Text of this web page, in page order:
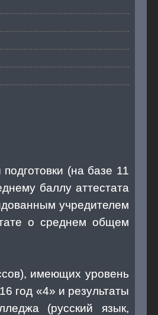
подготовки (на базе 11
баллу аттестата
учредителем
о среднем общем
имеющих уровень
год «4» и результаты
(русский язык,